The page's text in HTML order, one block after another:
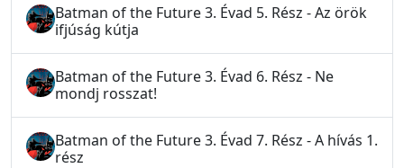
Batman of the Future 3. Évad 5. Rész - Az örök
ifjúság kútja
Batman of the Future 3. Évad 6. Rész - Ne
mondj rosszat!
Batman of the Future 3. Évad 7. Rész - A hívás 1.
rész